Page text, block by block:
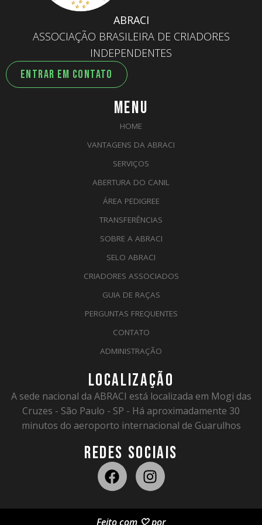
ABRACI
ASSOCIAÇÃO BRASILEIRA DE CRIADORES
INDEPENDENTES
ENTRAR EM CONTATO
MENU
HOME
VANTAGENS DA ABRACI
SERVIÇOS
ABERTURA DO CANIL
ÁREA PEDIGREE
TRANSFERÊNCIAS
SOBRE A ABRACI
SELO ABRACI
CRIADORES ASSOCIADOS
GUIA DE RAÇAS
PERGUNTAS FREQUENTES
CONTATO
ADMINISTRAÇÃO
LOCALIZAÇÃO
A sede nacional da ABRACI está localizada em Mogi das
Cruzes - São Paulo - SP - Há aproximadamente 30
minutos do aeroporto internacional de Guarulhos
REDES SOCIAIS
Feito com 🤍 por